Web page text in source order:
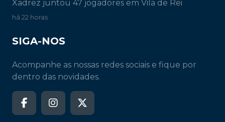
Xadrez juntou 47 jogadores em Vila de Rei
há 22 horas
SIGA-NOS
Acompanhe as nossas redes sociais e fique por
dentro das novidades.